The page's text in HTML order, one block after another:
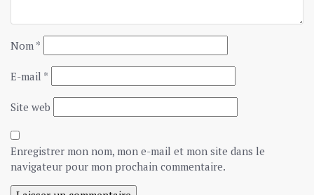
Nom *
E-mail *
Site web
Enregistrer mon nom, mon e-mail et mon site dans le
navigateur pour mon prochain commentaire.